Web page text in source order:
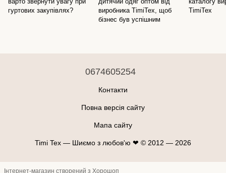
гуртових закупівлях?
виробника TimiTex, щоб
бізнес був успішним
TimiTex
0674605254
Контакти
Повна версія сайту
Мапа сайту
Timi Tex — Шиємо з любов'ю ❤ © 2012 — 2026
Інтернет-магазин створений з Хорошоп